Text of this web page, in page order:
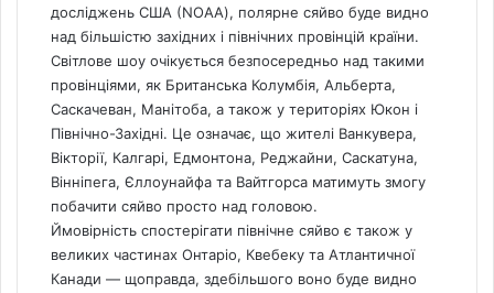
досліджень США (NOAA), полярне сяйво буде видно
над більшістю західних і північних провінцій країни.
Світлове шоу очікується безпосередньо над такими
провінціями, як Британська Колумбія, Альберта,
Саскачеван, Манітоба, а також у територіях Юкон і
Північно-Західні. Це означає, що жителі Ванкувера,
Вікторії, Калгарі, Едмонтона, Реджайни, Саскатуна,
Вінніпега, Єллоунайфа та Вайтгорса матимуть змогу
побачити сяйво просто над головою.
Ймовірність спостерігати північне сяйво є також у
великих частинах Онтаріо, Квебеку та Атлантичної
Канади — щоправда, здебільшого воно буде видно